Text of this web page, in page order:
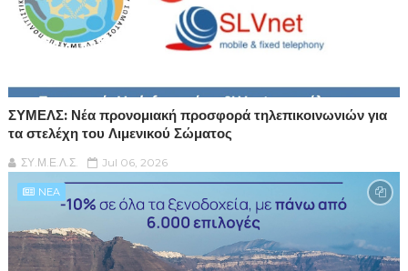
ΣΥΜΕΛΣ: Νέα προνομιακή προσφορά τηλεπικοινωνιών για
τα στελέχη του Λιμενικού Σώματος
ΣΥ.Μ.Ε.Λ.Σ. Jul 06, 2026
NEA